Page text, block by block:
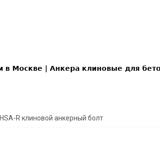
HSA-R клиновой анкерный болт